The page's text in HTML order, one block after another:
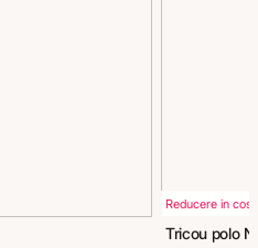
Reducere in cos
Tricou polo